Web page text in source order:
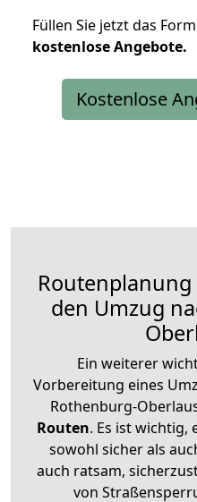
Füllen Sie jetzt das
kostenloseAngebote.
Kostenlose
den Umzug
Ein weiterer
Vorbereitung eines
Rothenburg-
Routen. Es ist wichtig,
sowohl sicher als
auch ratsam,
von